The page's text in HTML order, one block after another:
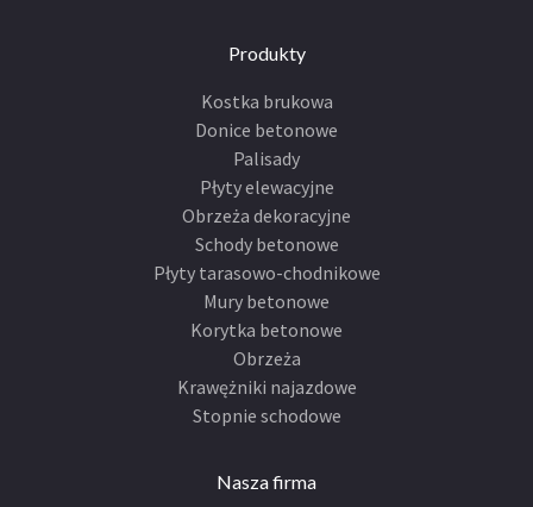
Produkty
Kostka brukowa
Donice betonowe
Palisady
Płyty elewacyjne
Obrzeża dekoracyjne
Schody betonowe
Płyty tarasowo-chodnikowe
Mury betonowe
Korytka betonowe
Obrzeża
Krawężniki najazdowe
Stopnie schodowe
Nasza firma